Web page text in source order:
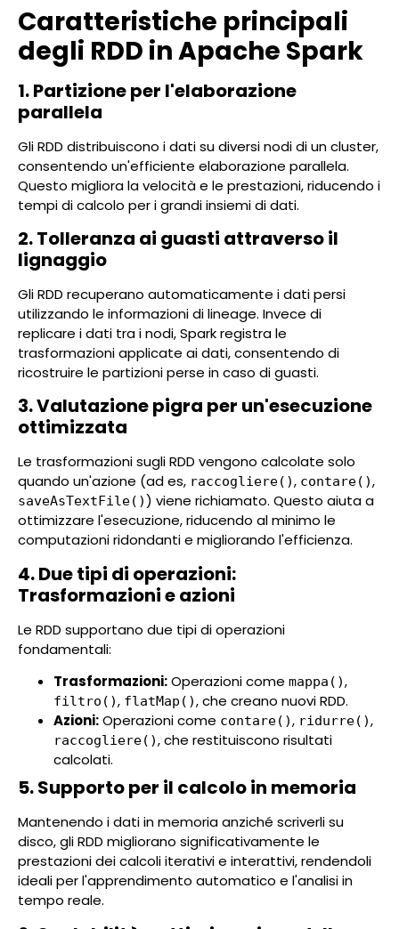
Caratteristiche principali
degli RDD in Apache Spark
1. Partizione per l'elaborazione
parallela
Gli RDD distribuiscono i dati su diversi nodi di un cluster,
consentendo un'efficiente elaborazione parallela.
Questo migliora la velocità e le prestazioni, riducendo i
tempi di calcolo per i grandi insiemi di dati.
2. Tolleranza ai guasti attraverso il
lignaggio
Gli RDD recuperano automaticamente i dati persi
utilizzando le informazioni di lineage. Invece di
replicare i dati tra i nodi, Spark registra le
trasformazioni applicate ai dati, consentendo di
ricostruire le partizioni perse in caso di guasti.
3. Valutazione pigra per un'esecuzione
ottimizzata
Le trasformazioni sugli RDD vengono calcolate solo
quando un'azione (ad es, raccogliere(), contare(),
saveAsTextFile()) viene richiamato. Questo aiuta a
ottimizzare l'esecuzione, riducendo al minimo le
computazioni ridondanti e migliorando l'efficienza.
4. Due tipi di operazioni:
Trasformazioni e azioni
Le RDD supportano due tipi di operazioni
fondamentali:
Trasformazioni:Operazioni come mappa(),
filtro(), flatMap(), che creano nuovi RDD.
Azioni:Operazioni come contare(), ridurre(),
raccogliere(), che restituiscono risultati
calcolati.
5. Supporto per il calcolo in memoria
Mantenendo i dati in memoria anziché scriverli su
disco, gli RDD migliorano significativamente le
prestazioni dei calcoli iterativi e interattivi, rendendoli
ideali per l'apprendimento automatico e l'analisi in
tempo reale.